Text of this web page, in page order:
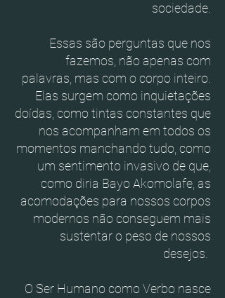
sociedade.
Essas são perguntas que nos
fazemos, não apenas com
palavras, mas com o corpo inteiro.
Elas surgem como inquietações
doídas, como tintas constantes que
nos acompanham em todos os
momentos manchando tudo, como
um sentimento invasivo de que,
como diria Bayo Akomolafe, as
acomodações para nossos corpos
modernos não conseguem mais
sustentar o peso de nossos
desejos.
O Ser Humano como Verbo nasce